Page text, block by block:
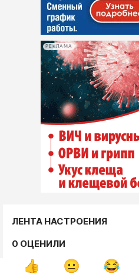
РЕКЛАМА
ЛЕНТА НАСТРОЕНИЯ
0 ОЦЕНИЛИ